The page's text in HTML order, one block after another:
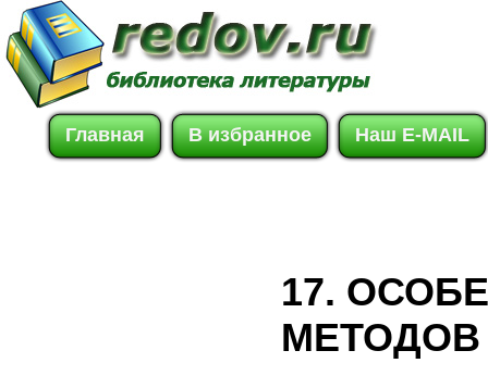
Главная В избранное Наш E-MAIL
17.
МЕТОДОВ